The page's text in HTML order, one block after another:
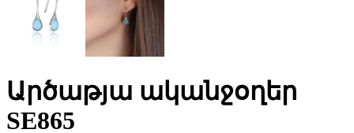
Արծաթյա ականջօղեր
SE865